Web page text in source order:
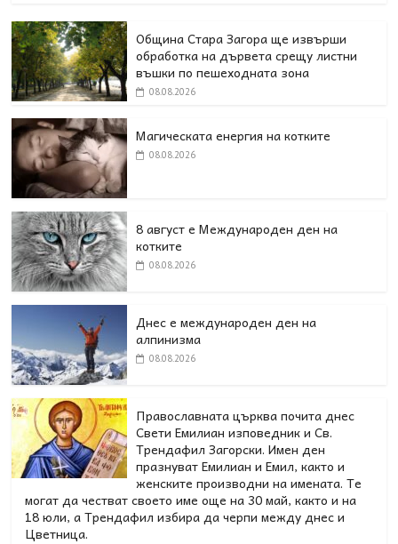
Община Стара Загора ще извърши
обработка на дървета срещу листни
въшки по пешеходната зона
08.08.2026
Магическата енергия на котките
08.08.2026
8 август е Международен ден на
котките
08.08.2026
Днес е международен ден на
алпинизма
08.08.2026
Православната църква почита днес
Свети Емилиан изповедник и Св.
Трендафил Загорски. Имен ден
празнуват Емилиан и Емил, както и
женските производни на имената. Те
могат да честват своето име още на 30 май, както и на
18 юли, а Трендафил избира да черпи между днес и
Цветница.